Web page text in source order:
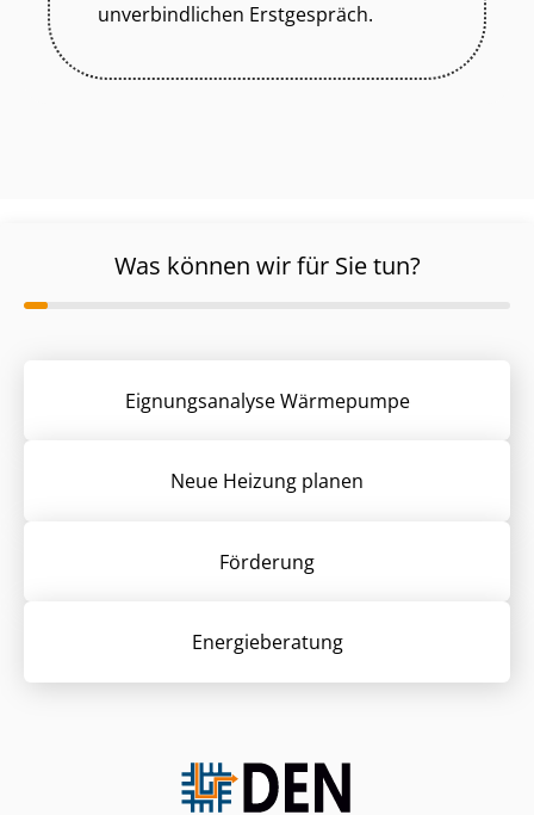
unverbindlichen Erstgespräch.
Was können wir für Sie tun?
Eignungsanalyse Wärmepumpe
Neue Heizung planen
Förderung
Energieberatung